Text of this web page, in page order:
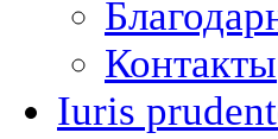
Контакты
Iuris